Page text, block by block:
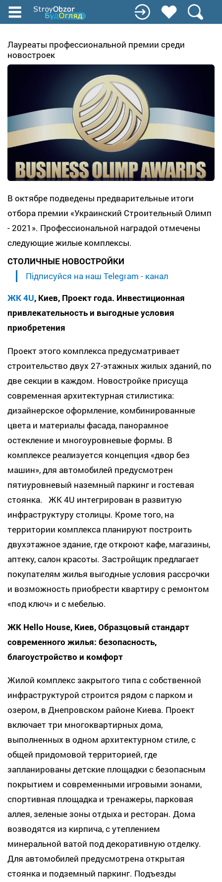
Перейти
содержанию
Лауреаты профессиональной премии среди
новостроек
В октябре подведены предварительные итоги
отбора премии «Украинский Строительный Олимп
- 2021». Профессиональной наградой отмечены
следующие жилые комплексы.
СТОЛИЧНЫЕ НОВОСТРОЙКИ
Підписуйся на наш Telegram - канал
ЖК 4U, Киев, Проект года. Инвестиционная
привлекательность и выгодные условия
приобретения
Проект этого комплекса предусматривает
строительство двух 27-этажных жилых зданий, по
две секции в каждом. Новостройке присуща
современная архитектурная стилистика:
дизайнерское оформление, комбинированные
цвета и материалы фасада, панорамное
остекление и многоуровневые формы. В
комплексе реализуется концепция «двор без
машин», для автомобилей предусмотрен
пятиуровневый наземный паркинг и гостевая
стоянка. ЖК 4U интегрирован в развитую
инфраструктуру столицы. Кроме того, на
территории комплекса планируют построить
двухэтажное здание, где откроют кафе, магазины,
аптеку, салон красоты. Застройщик предлагает
покупателям жилья выгодные условия рассрочки
и возможность приобрести квартиру с ремонтом
«под ключ» и с мебелью.
ЖК Hello House, Киев, Образцовый стандарт
современного жилья: безопасность,
благоустройство и комфорт
Жилой комплекс закрытого типа с собственной
инфраструктурой строится рядом с парком и
озером, в Днепровском районе Киева. Проект
включает три многоквартирных дома,
выполненных в одном архитектурном стиле, с
общей придомовой территорией, где
запланированы детские площадки с безопасным
покрытием и современными игровыми зонами,
спортивная площадка и тренажеры, парковая
аллея, зеленые зоны отдыха и ресторан. Дома
возводятся из кирпича, с утеплением
минеральной ватой под декоративную отделку.
Для автомобилей предусмотрена открытая
стоянка и подземный паркинг. Подъезды